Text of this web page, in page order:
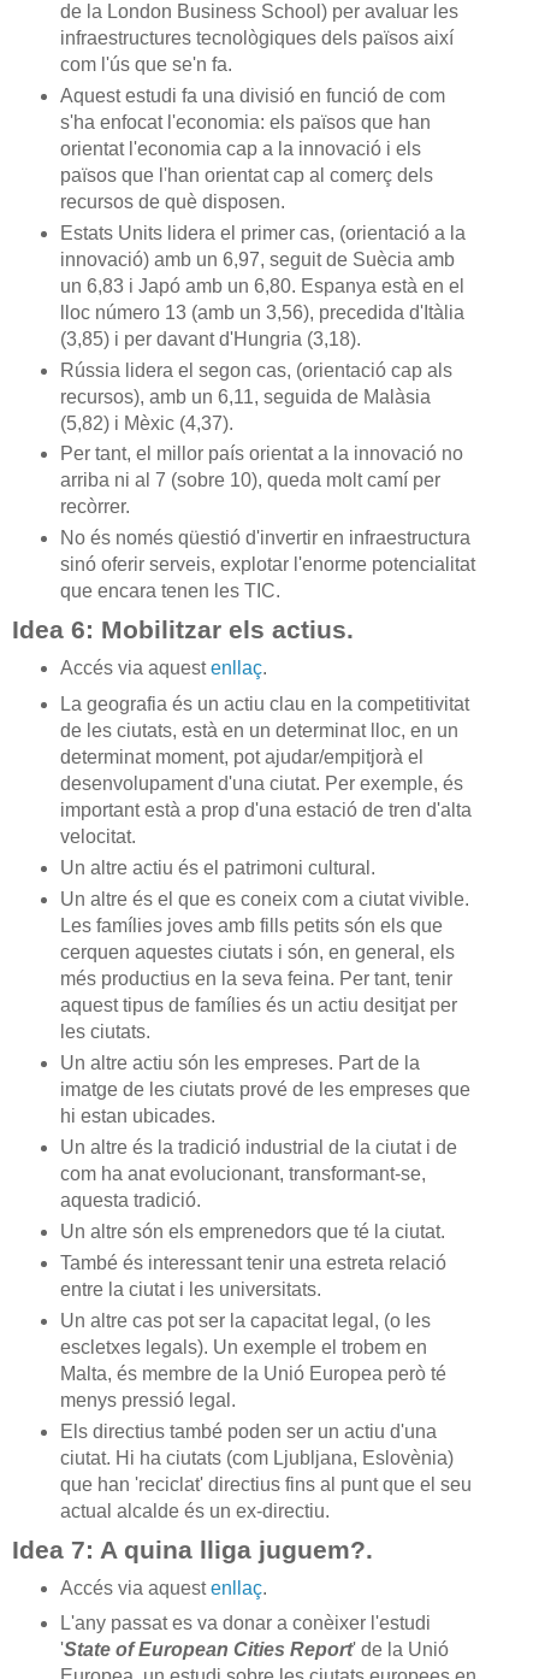
de la London Business School) per avaluar les
infraestructures tecnològiques dels països així
com l'ús que se'n fa.
Aquest estudi fa una divisió en funció de com
s'ha enfocat l'economia: els països que han
orientat l'economia cap a la innovació i els
països que l'han orientat cap al comerç dels
recursos de què disposen.
Estats Units lidera el primer cas, (orientació a la
innovació) amb un 6,97, seguit de Suècia amb
un 6,83 i Japó amb un 6,80. Espanya està en el
lloc número 13 (amb un 3,56), precedida d'Itàlia
(3,85) i per davant d'Hungria (3,18).
Rússia lidera el segon cas, (orientació cap als
recursos), amb un 6,11, seguida de Malàsia
(5,82) i Mèxic (4,37).
Per tant, el millor país orientat a la innovació no
arriba ni al 7 (sobre 10), queda molt camí per
recòrrer.
No és només qüestió d'invertir en infraestructura
sinó oferir serveis, explotar l'enorme potencialitat
que encara tenen les TIC.
Idea 6: Mobilitzar els actius.
Accés via aquestenllaç.
La geografia és un actiu clau en la competitivitat
de les ciutats, està en un determinat lloc, en un
determinat moment, pot ajudar/empitjorà el
desenvolupament d'una ciutat. Per exemple, és
important està a prop d'una estació de tren d'alta
velocitat.
Un altre actiu és el patrimoni cultural.
Un altre és el que es coneix com a ciutat vivible.
Les famílies joves amb fills petits són els que
cerquen aquestes ciutats i són, en general, els
més productius en la seva feina. Per tant, tenir
aquest tipus de famílies és un actiu desitjat per
les ciutats.
Un altre actiu són les empreses. Part de la
imatge de les ciutats prové de les empreses que
hi estan ubicades.
Un altre és la tradició industrial de la ciutat i de
com ha anat evolucionant, transformant-se,
aquesta tradició.
Un altre són els emprenedors que té la ciutat.
També és interessant tenir una estreta relació
entre la ciutat i les universitats.
Un altre cas pot ser la capacitat legal, (o les
escletxes legals). Un exemple el trobem en
Malta, és membre de la Unió Europea però té
menys pressió legal.
Els directius també poden ser un actiu d'una
ciutat. Hi ha ciutats (com Ljubljana, Eslovènia)
que han 'reciclat' directius fins al punt que el seu
actual alcalde és un ex-directiu.
Idea 7: A quina lliga juguem?.
Accés via aquestenllaç.
L'any passat es va donar a conèixer l'estudi
'State of European Cities Report' de la Unió